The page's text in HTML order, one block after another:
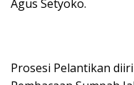
Agus Setyoko.
Prosesi Pelantikan